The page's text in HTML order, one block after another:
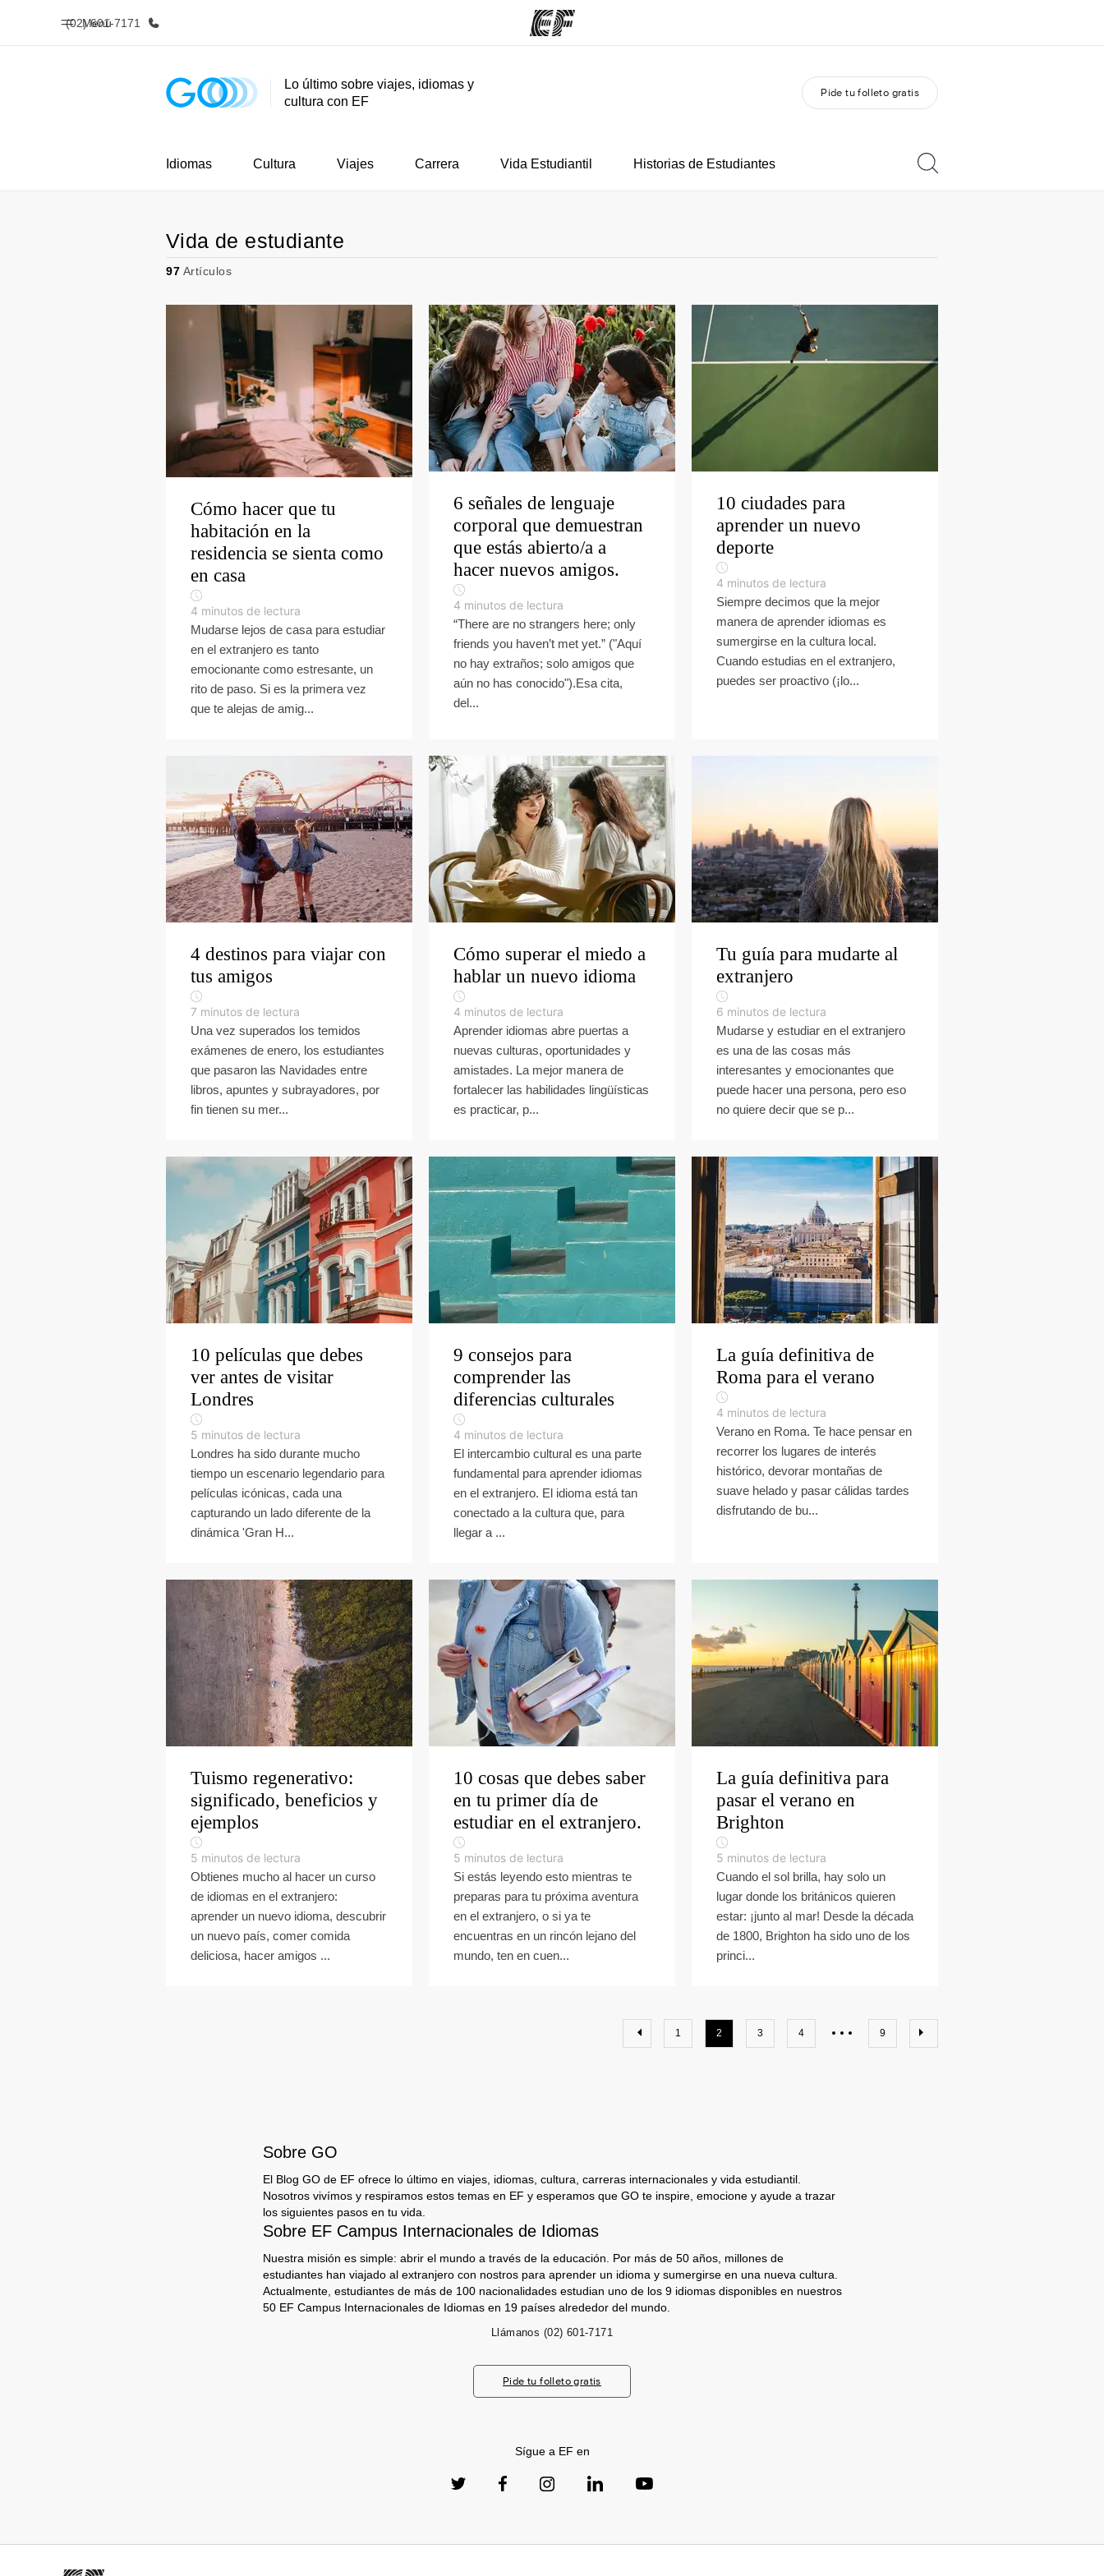
Menú
(02) 601-7171
Inicio Programas Trabajos
Lo último sobre viajes, idiomas y
cultura con EF
Pide tu folleto gratis
Idiomas Cultura Viajes Carrera Vida Estudiantil Historias de Estudiantes
Vida de estudiante
97 Artículos
Cómo hacer que tu
habitación en la
residencia se sienta como
en casa
4 minutos de lectura
Mudarse lejos de casa para estudiar
en el extranjero es tanto
emocionante como estresante, un
rito de paso. Si es la primera vez
que te alejas de amig...
6 señales de lenguaje
corporal que demuestran
que estás abierto/a a
hacer nuevos amigos.
4 minutos de lectura
“There are no strangers here; only
friends you haven’t met yet.” ("Aquí
no hay extraños; solo amigos que
aún no has conocido").Esa cita,
del...
10 ciudades para
aprender un nuevo
deporte
4 minutos de lectura
Siempre decimos que la mejor
manera de aprender idiomas es
sumergirse en la cultura local.
Cuando estudias en el extranjero,
puedes ser proactivo (¡lo...
4 destinos para viajar con
tus amigos
7 minutos de lectura
Una vez superados los temidos
exámenes de enero, los estudiantes
que pasaron las Navidades entre
libros, apuntes y subrayadores, por
fin tienen su mer...
Cómo superar el miedo a
hablar un nuevo idioma
4 minutos de lectura
Aprender idiomas abre puertas a
nuevas culturas, oportunidades y
amistades. La mejor manera de
fortalecer las habilidades lingüísticas
es practicar, p...
Tu guía para mudarte al
extranjero
6 minutos de lectura
Mudarse y estudiar en el extranjero
es una de las cosas más
interesantes y emocionantes que
puede hacer una persona, pero eso
no quiere decir que se p...
10 películas que debes
ver antes de visitar
Londres
5 minutos de lectura
Londres ha sido durante mucho
tiempo un escenario legendario para
películas icónicas, cada una
capturando un lado diferente de la
dinámica 'Gran H...
9 consejos para
comprender las
diferencias culturales
4 minutos de lectura
El intercambio cultural es una parte
fundamental para aprender idiomas
en el extranjero. El idioma está tan
conectado a la cultura que, para
llegar a ...
La guía definitiva de
Roma para el verano
4 minutos de lectura
Verano en Roma. Te hace pensar en
recorrer los lugares de interés
histórico, devorar montañas de
suave helado y pasar cálidas tardes
disfrutando de bu...
Tuismo regenerativo:
significado, beneficios y
ejemplos
5 minutos de lectura
Obtienes mucho al hacer un curso
de idiomas en el extranjero:
aprender un nuevo idioma, descubrir
un nuevo país, comer comida
deliciosa, hacer amigos ...
10 cosas que debes saber
en tu primer día de
estudiar en el extranjero.
5 minutos de lectura
Si estás leyendo esto mientras te
preparas para tu próxima aventura
en el extranjero, o si ya te
encuentras en un rincón lejano del
mundo, ten en cuen...
La guía definitiva para
pasar el verano en
Brighton
5 minutos de lectura
Cuando el sol brilla, hay solo un
lugar donde los británicos quieren
estar: ¡junto al mar! Desde la década
de 1800, Brighton ha sido uno de los
princi...
1 2 3 4 9
Sobre GO
El Blog GO de EF ofrece lo último en viajes, idiomas, cultura, carreras internacionales y vida estudiantil.
Nosotros vivímos y respiramos estos temas en EF y esperamos que GO te inspire, emocione y ayude a trazar
los siguientes pasos en tu vida.
Sobre EF Campus Internacionales de Idiomas
Nuestra misión es simple: abrir el mundo a través de la educación. Por más de 50 años, millones de
estudiantes han viajado al extranjero con nostros para aprender un idioma y sumergirse en una nueva cultura.
Actualmente, estudiantes de más de 100 nacionalidades estudian uno de los 9 idiomas disponibles en nuestros
50 EF Campus Internacionales de Idiomas en 19 países alrededor del mundo.
Llámanos (02) 601-7171
Pide tu folleto gratis
Sígue a EF en